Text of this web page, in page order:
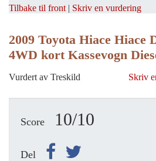
Tilbake til front | Skriv en vurdering
2009 Toyota Hiace Hiace
4WD kort Kassevogn
Vurdert av Treskild Skriv
Score 10/10
Del